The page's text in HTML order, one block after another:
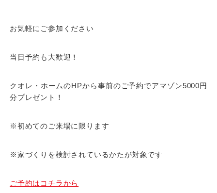
お気軽にご参加ください
当日予約も大歓迎！
クオレ・ホームのHPから事前のご予約でアマゾン5000円
分プレゼント！
※初めてのご来場に限ります
※家づくりを検討されているかたが対象です
ご予約はコチラから